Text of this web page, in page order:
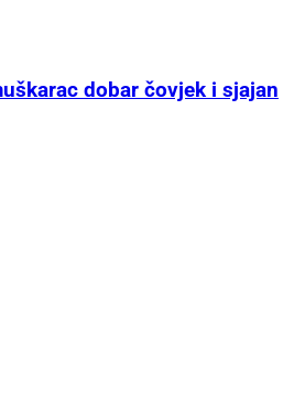
dobar čovjek i sjajan